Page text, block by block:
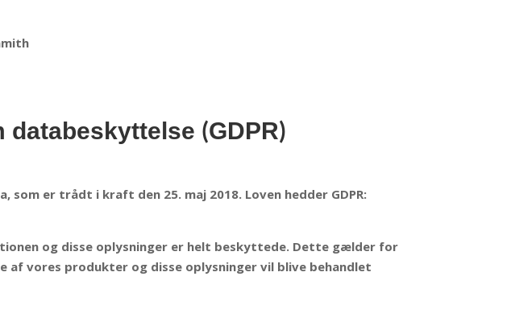
(GDPR)
er trådt i kraft den 25. maj 2018. Loven hedder GDPR:
og disse oplysninger er helt beskyttede. Dette gælder for
af vores produkter og disse oplysninger vil blive behandlet